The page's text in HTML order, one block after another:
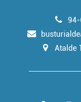
94-
Atalde